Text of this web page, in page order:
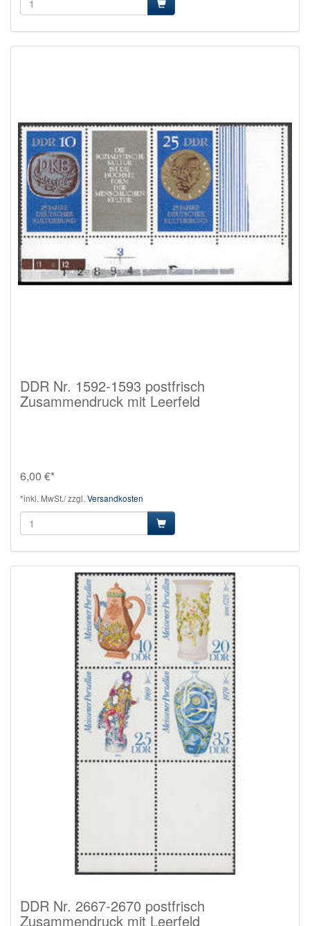
DDR Nr. 1592-1593 postfrisch
Zusammendruck mit Leerfeld
6,00 €*
*inkl. MwSt./ zzgl. Versandkosten
DDR Nr. 2667-2670 postfrisch
Zusammendruck mit Leerfeld